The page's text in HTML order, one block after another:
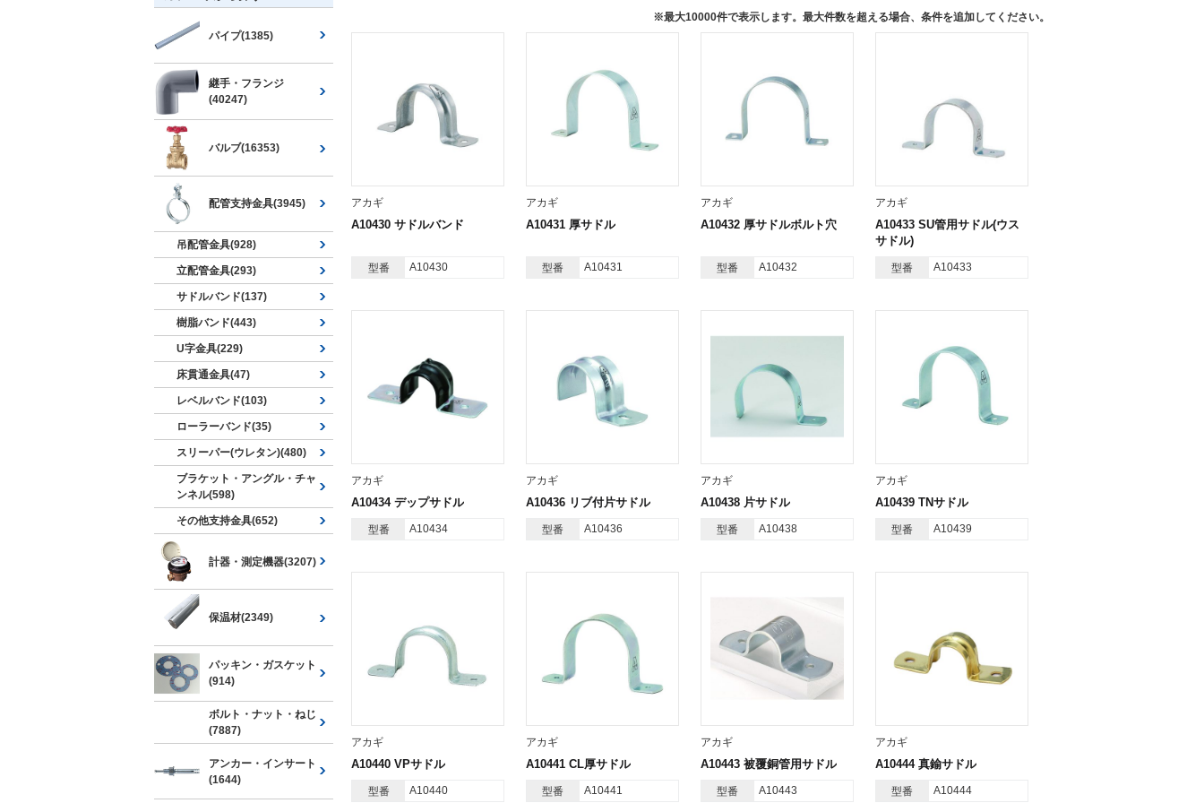
※最大10000件で表示します。最大件数を超える場合、条件を追加してください。
アカギ
A10430 サドルバンド
型番 A10430
アカギ
A10431 厚サドル
型番 A10431
アカギ
A10432 厚サドルボルト穴
型番 A10432
アカギ
A10433 SU管用サドル(ウス
サドル)
型番 A10433
アカギ
A10434 デップサドル
型番 A10434
アカギ
A10436 リブ付片サドル
型番 A10436
アカギ
A10438 片サドル
型番 A10438
アカギ
A10439 TNサドル
型番 A10439
アカギ
A10440 VPサドル
型番 A10440
アカギ
A10441 CL厚サドル
型番 A10441
アカギ
A10443 被覆銅管用サドル
型番 A10443
アカギ
A10444 真鍮サドル
型番 A10444
パイプ(1385)
継手・フランジ
(40247)
バルブ(16353)
配管支持金具(3945)
吊配管金具(928)
立配管金具(293)
サドルバンド(137)
樹脂バンド(443)
U字金具(229)
床貫通金具(47)
レベルバンド(103)
ローラーバンド(35)
スリーパー(ウレタン)(480)
ブラケット・アングル・チャ
ンネル(598)
その他支持金具(652)
計器・測定機器(3207)
保温材(2349)
パッキン・ガスケット
(914)
ボルト・ナット・ねじ
(7887)
アンカー・インサート
(1644)